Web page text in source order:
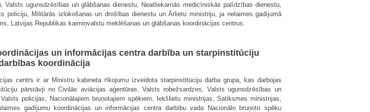
Valsts ugunsdzēsības un glābšanas dienestu, Neatliekamās medicīniskās palīdzības dienestu,
policiju, Militārās izlūkošanas un drošības dienestu un Ārlietu ministriju, ja nelaimes gadījumā
Latvijas Republikas kaimiņvalstu meklēšanas un glābšanas koordinācijas centrus.
un informācijas centra darbība un starpinstitūciju
koordinācija
centrs ir ar Ministru kabineta rīkojumu izveidota starpinstitūciju darba grupa, kas darbojas
pārstāvji no Civilās aviācijas aģentūras, Valsts robežsardzes, Valsts ugunsdzēsības un
policijas, Nacionālajiem bruņotajiem spēkiem, Iekšlietu ministrijas, Satiksmes ministrijas,
gadījumu koordinācijas un informācijas centra darbību vada Nacionālo bruņoto spēku